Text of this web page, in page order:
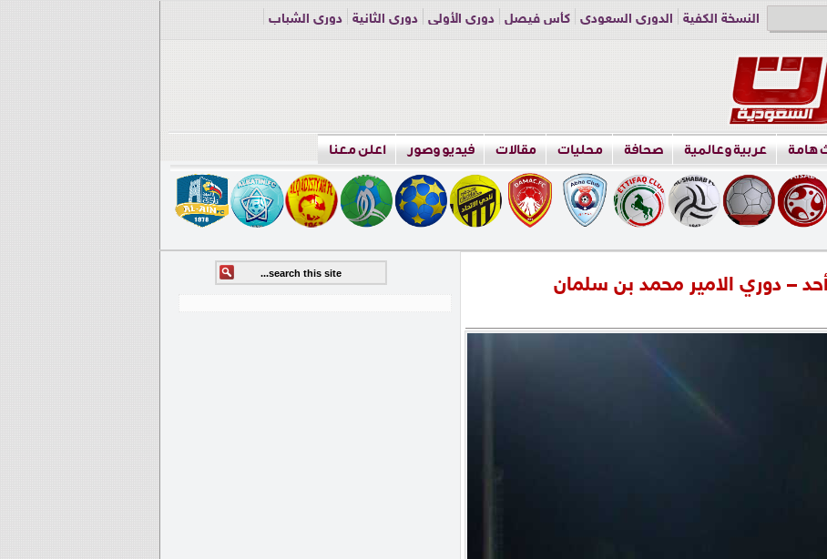
النسخة الكفية الدوري السعودي كأس فيصل دوري الأولى دوري الثانية
دوري الشباب
هامة عربية وعالمية صحافة محليات مقالات فيديو وصور اعلن معنا
– دوري الامير محمد بن سلمان